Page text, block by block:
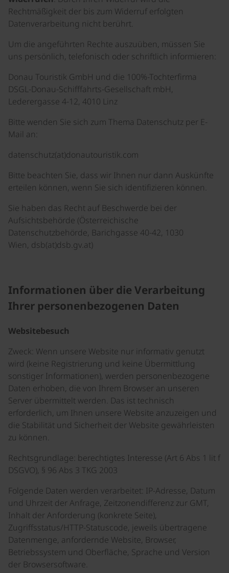
Rechtmäßigkeit der bis zum Widerruf erfolgten
Datenverarbeitung nicht berührt.
Um die angeführten Rechte auszuüben, müssen Sie
uns persönlich, telefonisch oder schriftlich informieren:
Donau Touristik GmbH und die 100%-Tochterfirma
DSGL-Donau-Schifffahrts-Gesellschaft mbH,
Lederergasse 4-12, 4010 Linz
Bitte wenden Sie sich zum Thema Datenschutz per E-
Mail an:
datenschutz(at)donautouristik.com
Bitte beachten Sie, dass wir Ihnen nur dann Auskünfte
erteilen können, wenn Sie sich identifizieren können.
Sie haben das Recht auf Beschwerde bei der
Aufsichtsbehörde (Österreichische
Datenschutzbehörde, Barichgasse 40-42, 1030
Wien, dsb(at)dsb.gv.at)
Informationen über die Verarbeitung
Ihrer personenbezogenen Daten
Websitebesuch
Zweck: Wenn unsere Website nur informativ genutzt
wird (keine Registrierung und keine Übermittlung
sonstiger Informationen), werden personenbezogene
Daten erhoben, die von Ihrem Browser an unseren
Server übermittelt werden. Das ist technisch
erforderlich, um Ihnen unsere Website anzuzeigen und
die Stabilität und Sicherheit der Website gewährleisten
zu können.
Rechtsgrundlage: berechtigtes Interesse (Art 6 Abs 1 lit f
DSGVO), § 96 Abs 3 TKG 2003
Folgende Daten werden verarbeitet: IP-Adresse, Datum
und Uhrzeit der Anfrage, Zeitzonendifferenz zur GMT,
Inhalt der Anforderung (konkrete Seite),
Zugriffsstatus/HTTP-Statuscode, jeweils übertragene
Datenmenge, anfordernde Website, Browser,
Betriebssystem und Oberfläche, Sprache und Version
der Browsersoftware.